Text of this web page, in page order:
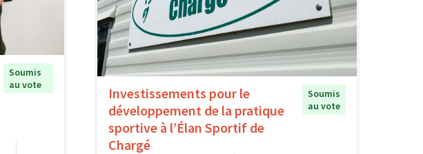
Soumis
au vote
Investissements pour le
développement de la pratique
sportive à l’Élan Sportif de
Chargé
Soumis
au vote